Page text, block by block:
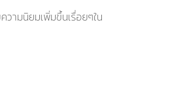
ามนิยมเพิ่มขึ้นเรื่อยๆใน